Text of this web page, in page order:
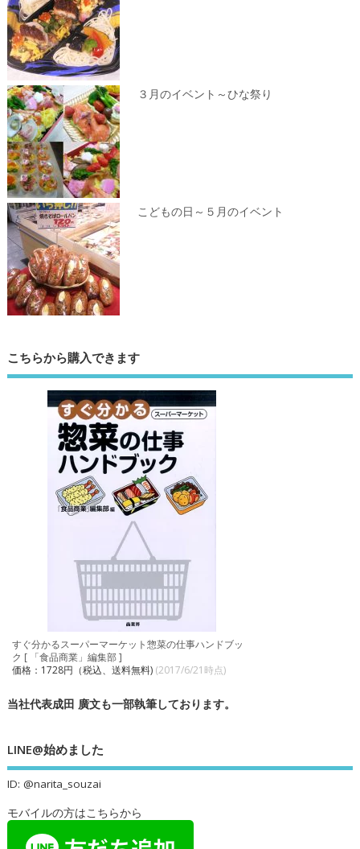
３月のイベント～ひな祭り
こどもの日～５月のイベント
こちらから購入できます
すぐ分かるスーパーマーケット惣菜の仕事ハンドブッ
ク [ 「食品商業」編集部 ]
価格：1728円（税込、送料無料) (2017/6/21時点)
当社代表成田 廣文も一部執筆しております。
LINE@始めました
ID: @narita_souzai
モバイルの方はこちらから